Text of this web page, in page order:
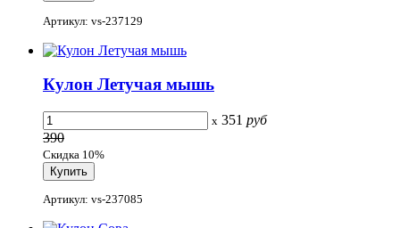
Артикул: vs-237129
Кулон Летучая мышь
x 351 руб
390
Скидка 10%
Артикул: vs-237085